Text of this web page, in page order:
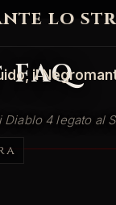
4 legato al
lo
il